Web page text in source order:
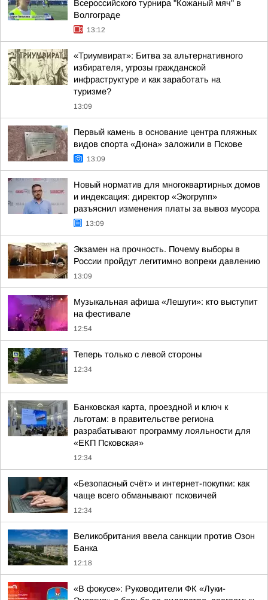
Всероссийского турнира "Кожаный мяч" в
Волгограде
13:12
«Триумвират»: Битва за альтернативного
избирателя, угрозы гражданской
инфраструктуре и как заработать на
туризме?
13:09
Первый камень в основание центра пляжных
видов спорта «Дюна» заложили в Пскове
13:09
Новый норматив для многоквартирных домов
и индексация: директор «Экогрупп»
разъяснил изменения платы за вывоз мусора
13:09
Экзамен на прочность. Почему выборы в
России пройдут легитимно вопреки давлению
13:09
Музыкальная афиша «Лешуги»: кто выступит
на фестивале
12:54
Теперь только с левой стороны
12:34
Банковская карта, проездной и ключ к
льготам: в правительстве региона
разрабатывают программу лояльности для
«ЕКП Псковская»
12:34
«Безопасный счёт» и интернет-покупки: как
чаще всего обманывают псковичей
12:34
Великобритания ввела санкции против Озон
Банка
12:18
«В фокусе»: Руководители ФК «Луки-